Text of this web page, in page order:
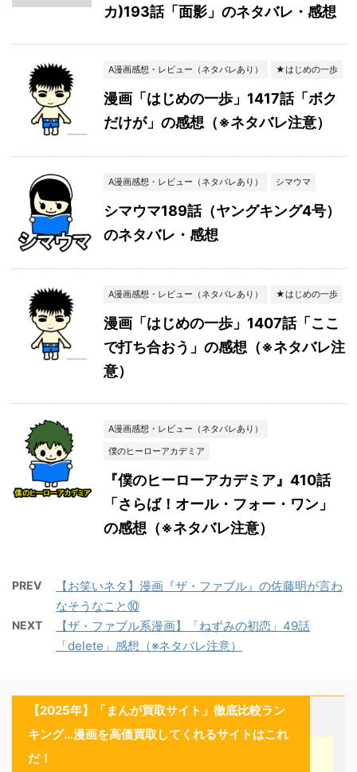
カ)193話「面影」のネタバレ・感想
A漫画感想・レビュー（ネタバレあり） ★はじめの一歩
漫画「はじめの一歩」1417話「ボク
だけが」の感想（※ネタバレ注意）
A漫画感想・レビュー（ネタバレあり） シマウマ
シマウマ189話（ヤングキング4号）
のネタバレ・感想
A漫画感想・レビュー（ネタバレあり） ★はじめの一歩
漫画「はじめの一歩」1407話「ここ
で打ち合おう」の感想（※ネタバレ注
意）
A漫画感想・レビュー（ネタバレあり）
僕のヒーローアカデミア
『僕のヒーローアカデミア』410話
「さらば！オール・フォー・ワン」
の感想（※ネタバレ注意）
PREV
【お笑いネタ】漫画『ザ・ファブル』の佐藤明が言わ
なそうなこと⑩
NEXT
【ザ・ファブル系漫画】「ねずみの初恋」49話
「delete」感想（※ネタバレ注意）
【2025年】「まんが買取サイト」徹底比較ラン
キング…漫画を高価買取してくれるサイトはこれ
だ！